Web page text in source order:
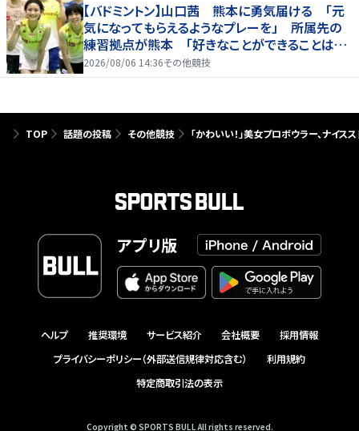
【バドミントン】山口茜 熊本に勇気届ける 「元
気になってもらえるようなプレーを」 所属先の
練習拠点が熊本 「好きなことができることは当
たり前じゃない」
2026/08/06 14:36その他競技
TOP 話題の投稿 その他競技 「かわいい！」美女プロボウラー、ナイ
アプリ版
ヘルプ 推奨環境 サービス紹介 会社概要
採用情報
プライバシーポリシー（外部送信規律対応含む）
利用規約
特定商取引法の表示
Copyright © SPORTS BULL All rights reserved.